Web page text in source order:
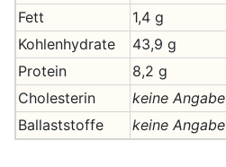
Fett
1,4 g
Kohlenhydrate
43,9 g
Protein
8,2 g
Cholesterin
keine Angabe
Ballaststoffe
keine Angabe